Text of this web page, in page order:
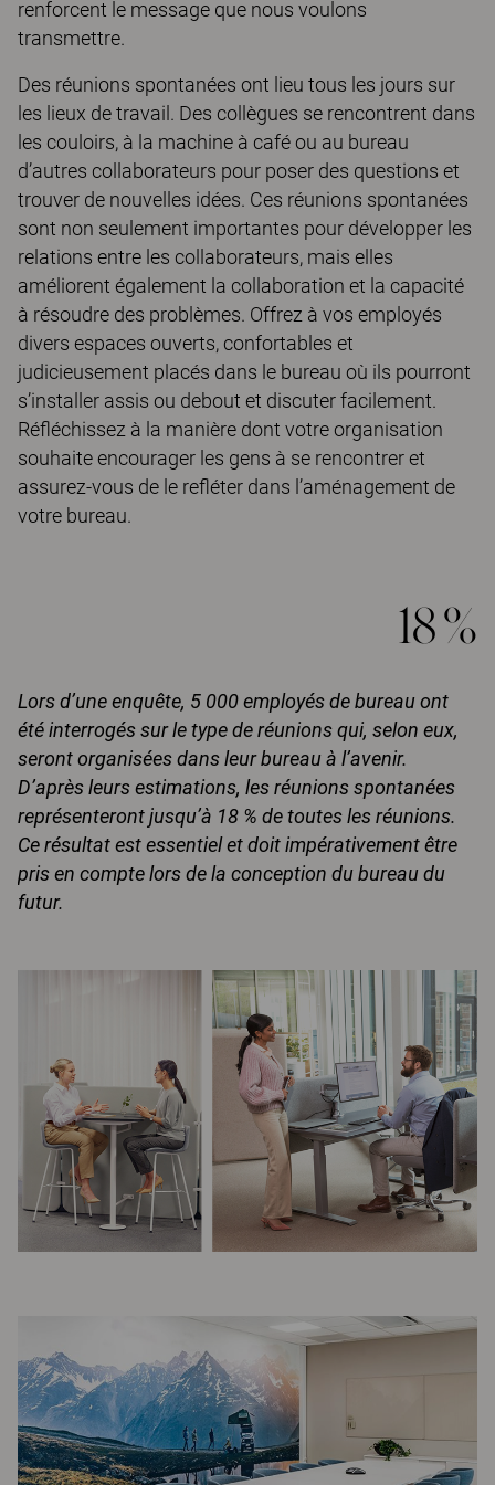
renforcent le message que nous voulons
transmettre.
Des réunions spontanées ont lieu tous les jours sur
les lieux de travail. Des collègues se rencontrent dans
les couloirs, à la machine à café ou au bureau
d’autres collaborateurs pour poser des questions et
trouver de nouvelles idées. Ces réunions spontanées
sont non seulement importantes pour développer les
relations entre les collaborateurs, mais elles
améliorent également la collaboration et la capacité
à résoudre des problèmes. Offrez à vos employés
divers espaces ouverts, confortables et
judicieusement placés dans le bureau où ils pourront
s’installer assis ou debout et discuter facilement.
Réfléchissez à la manière dont votre organisation
souhaite encourager les gens à se rencontrer et
assurez-vous de le refléter dans l’aménagement de
votre bureau.
18 %
Lors d’une enquête, 5 000 employés de bureau ont
été interrogés sur le type de réunions qui, selon eux,
seront organisées dans leur bureau à l’avenir.
D’après leurs estimations, les réunions spontanées
représenteront jusqu’à 18 % de toutes les réunions.
Ce résultat est essentiel et doit impérativement être
pris en compte lors de la conception du bureau du
futur.